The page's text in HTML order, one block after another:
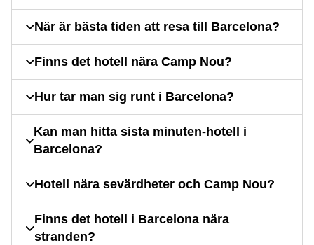
När är bästa tiden att resa till Barcelona?
Finns det hotell nära Camp Nou?
Hur tar man sig runt i Barcelona?
Kan man hitta sista minuten-hotell i
Barcelona?
Hotell nära sevärdheter och Camp Nou?
Finns det hotell i Barcelona nära
stranden?